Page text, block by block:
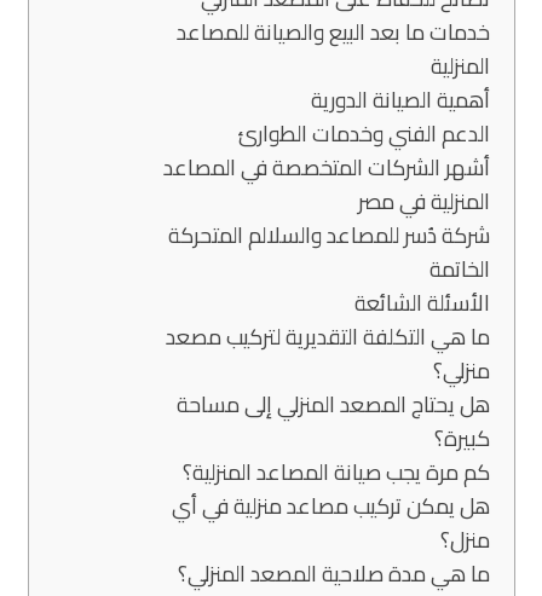
خدمات ما بعد البيع والصيانة للمصاعد
المنزلية
أهمية الصيانة الدورية
الدعم الفني وخدمات الطوارئ
أشهر الشركات المتخصصة في المصاعد
المنزلية في مصر
شركة دُسر للمصاعد والسلالم المتحركة
الخاتمة
الأسئلة الشائعة
ما هي التكلفة التقديرية لتركيب مصعد
منزلي؟
هل يحتاج المصعد المنزلي إلى مساحة
كبيرة؟
كم مرة يجب صيانة المصاعد المنزلية؟
هل يمكن تركيب مصاعد منزلية في أي
منزل؟
ما هي مدة صلاحية المصعد المنزلي؟